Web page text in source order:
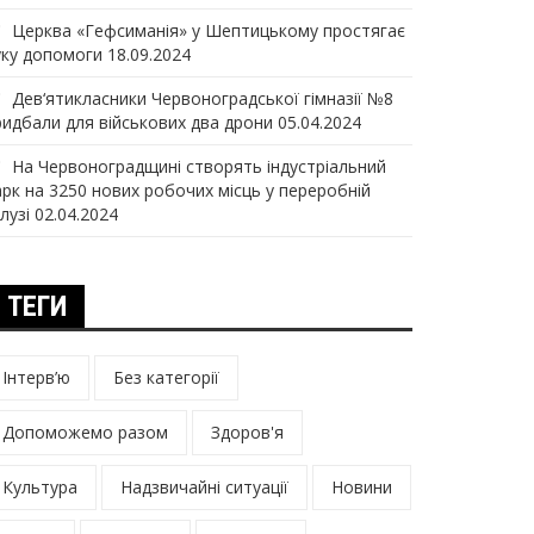
Церква «Гефсиманія» у Шептицькому простягає
допомоги 18.09.2024
Дев‘ятикласники Червоноградської гімназії №8
для військових два дрони 05.04.2024
На Червоноградщині створять індустріальний
на 3250 нових робочих місць у переробній
02.04.2024
ТЕГИ
Інтерв’ю Без категорії
Допоможемо разом Здоров'я
Культура Надзвичайні ситуації Новини